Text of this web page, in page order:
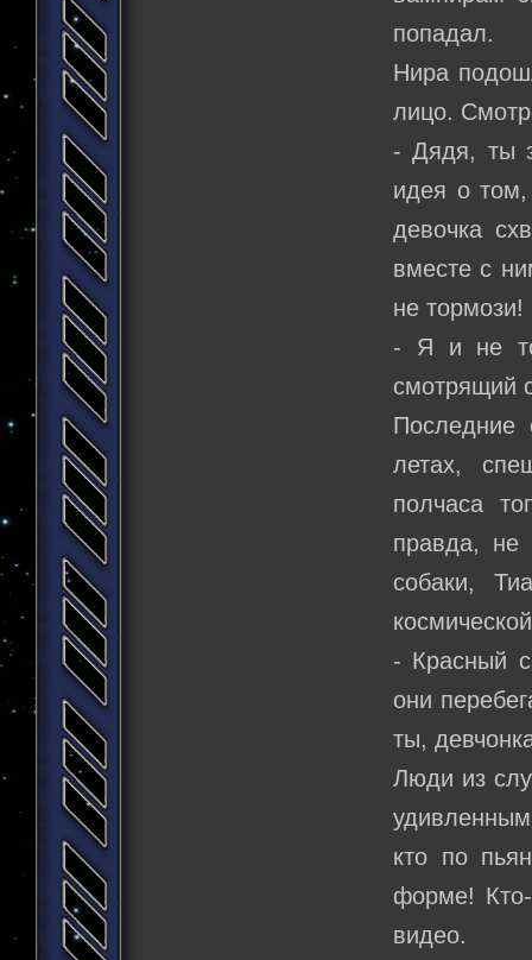
попадал.
Нира
лицо.
- Дядя, ты
идея о том,
девочка
вместе с
не тормози!
- Я и не
смотрящий
Последние
летах,
полчаса
правда, не
собаки,
- Красный
они
ты,
Люди из
кто по
форме!
видео.